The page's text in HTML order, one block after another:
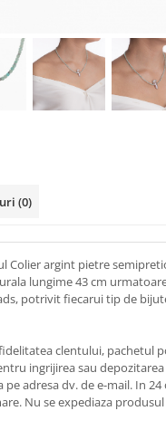
(0)
Colier argint pietre
lungime 43 cm
potrivit fiecarui tip de
clentului, pachetul
ingrijirea sau
adresa dv. de e-mail. In 24
Nu se expediaza